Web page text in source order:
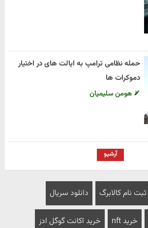
حمله نظامی ترامپ به ایالت های در اختیار
دموکرات ها
هومن سلیمیان
آرشیو
ثبت نام کالابرگ دانلود سریال
خرید nft خرید اکانت گوگل ادز